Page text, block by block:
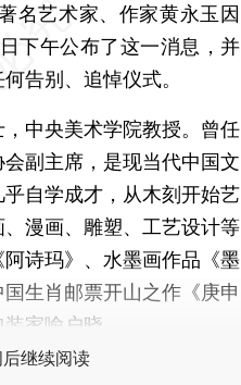
名艺术家、作家黄永玉因
下午公布了这一消息，并
告别、追悼仪式。
中央美术学院教授。曾任
副主席，是现当代中国文
自学成才，从木刻开始艺
漫画、雕塑、工艺设计等
诗玛》、水墨画作品《墨
生肖邮票开山之作《庚申
家喻户晓。
后继续阅读